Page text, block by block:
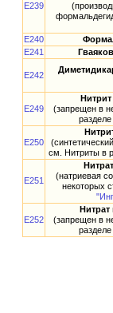
E239
E240
E241
E242
E249
(запрещен в
разделе
E250
см. Нитриты в
E251
(натриевая
некоторых
E252
Нитрат
(запрещен в
разделе